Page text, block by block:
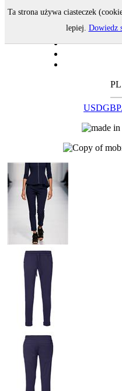
PL
USDGBP
Ta strona używa ciasteczek
lepiej. Dowiedz